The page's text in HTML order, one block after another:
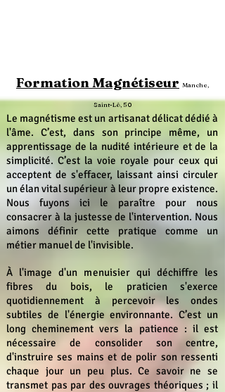
Formation Magnétiseur Manche,
Saint-Lô, 50
Le magnétisme est un artisanat délicat dédié à
l'âme. C’est, dans son principe même, un
apprentissage de la nudité intérieure et de la
simplicité. C’est la voie royale pour ceux qui
acceptent de s'effacer, laissant ainsi circuler
un élan vital supérieur à leur propre existence.
Nous fuyons ici le paraître pour nous
consacrer à la justesse de l'intervention. Nous
aimons définir cette pratique comme un
métier manuel de l'invisible.
À l'image d'un menuisier qui déchiffre les
fibres du bois, le praticien s'exerce
quotidiennement à percevoir les ondes
subtiles de l'énergie environnante. C’est un
long cheminement vers la patience : il est
nécessaire de consolider son centre,
d'instruire ses mains et de polir son ressenti
chaque jour un peu plus. Ce savoir ne se
transmet pas par des ouvrages théoriques ; il